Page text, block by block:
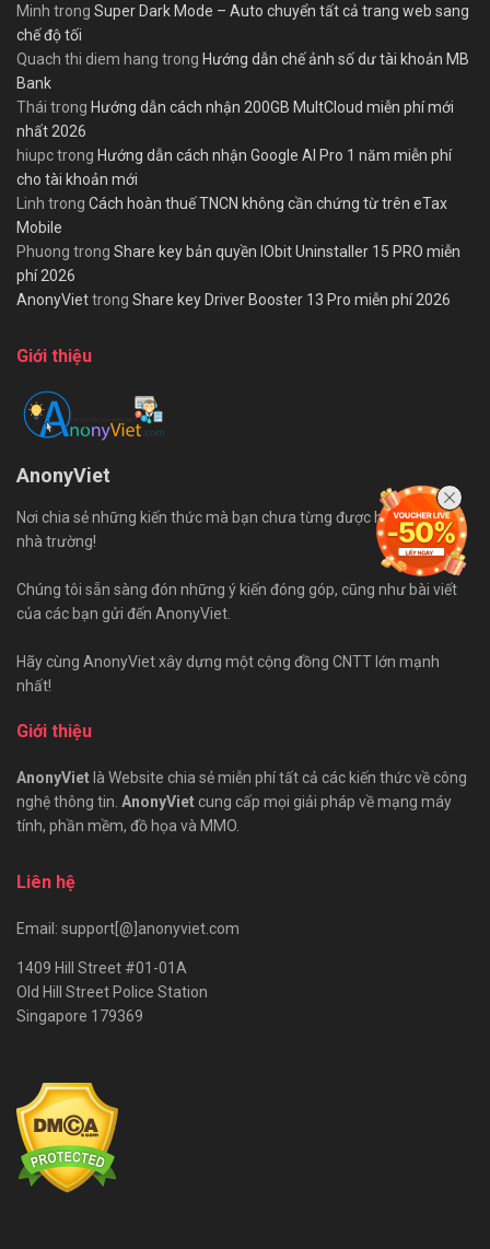
Minh trong Super Dark Mode – Auto chuyển tất cả trang web sang
chế độ tối
Quach thi diem hang trong Hướng dẫn chế ảnh số dư tài khoản MB
Bank
Thái trong Hướng dẫn cách nhận 200GB MultCloud miễn phí mới
nhất 2026
hiupctrong Hướng dẫn cách nhận Google AI Pro 1 năm miễn phí
cho tài khoản mới
Linh trong Cách hoàn thuế TNCN không cần chứng từ trên eTax
Mobile
Phuong trong Share key bản quyền IObit Uninstaller 15 PRO miễn
phí 2026
AnonyViettrong Share key Driver Booster 13 Pro miễn phí 2026
Giới thiệu
AnonyViet
Nơi chia sẻ những kiến thức mà bạn chưa từng được học trên ghế
nhà trường!
Chúng tôi sẵn sàng đón những ý kiến đóng góp, cũng như bài viết
của các bạn gửi đến AnonyViet.
Hãy cùng AnonyViet xây dựng một cộng đồng CNTT lớn mạnh
nhất!
Giới thiệu
AnonyVietlà Website chia sẻ miễn phí tất cả các kiến thức về công
nghệ thông tin. AnonyViet cung cấp mọi giải pháp về mạng máy
tính, phần mềm, đồ họa và MMO.
Liên hệ
Email: support[@]anonyviet.com
1409 Hill Street #01-01A
Old Hill Street Police Station
Singapore 179369